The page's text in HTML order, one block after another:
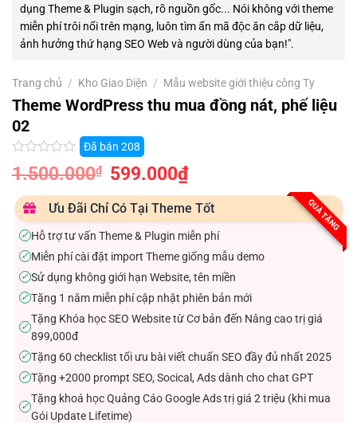
dụng Theme & Plugin sạch, rõ nguồn gốc... Nói không với theme
miễn phí trôi nổi trên mạng, luôn tìm ẩn mã độc ăn cắp dữ liệu,
ảnh hưởng thứ hạng SEO Web và người dùng của bạn!".
Trang chủ / Kho Giao Diện / Mẫu website giới thiệu công Ty
Theme WordPress thu mua đồng nát, phế liệu
02
Được
xếp
0.0
5
sao
Đã bán 208
1.500.000₫
Giá
gốc
1.500.000₫.
599.000₫Giá
hiện
là:
599.000₫.
QUÀ TẶNG
Ưu Đãi Chỉ Có Tại Theme Tốt
✓Hỗ trợ tư vấn Theme & Plugin miễn phí
✓Miễn phí cài đặt import Theme giống mẫu demo
✓Sử dụng không giới hạn Website, tên miền
✓Tặng 1 năm miễn phí cập nhật phiên bản mới
✓
Tặng Khóa học SEO Website từ Cơ bản đến Nâng cao trị giá
899,000đ
✓Tặng 60 checklist tối ưu bài viết chuẩn SEO đầy đủ nhất 2025
✓Tặng +2000 prompt SEO, Socical, Ads dành cho chat GPT
✓
Tặng khoá học Quảng Cáo Google Ads trị giá 2 triệu (khi mua
Gói Update Lifetime)